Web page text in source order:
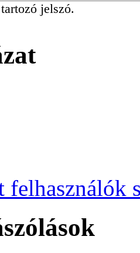
jelszó.
felhasználók